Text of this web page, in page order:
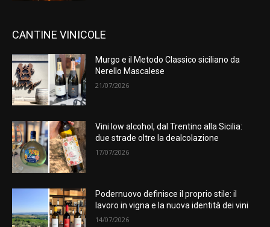
CANTINE VINICOLE
Murgo e il Metodo Classico siciliano da
Nerello Mascalese
21/07/2026
Vini low alcohol, dal Trentino alla Sicilia:
due strade oltre la dealcolazione
17/07/2026
Podernuovo definisce il proprio stile: il
lavoro in vigna e la nuova identità dei vini
14/07/2026